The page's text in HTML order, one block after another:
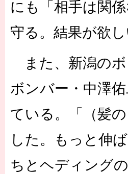
にも「相手は関
守る。結果が欲
また、新潟のボ
ボンバー・中澤
ている。「（髪
した。もっと伸
ちとヘディング